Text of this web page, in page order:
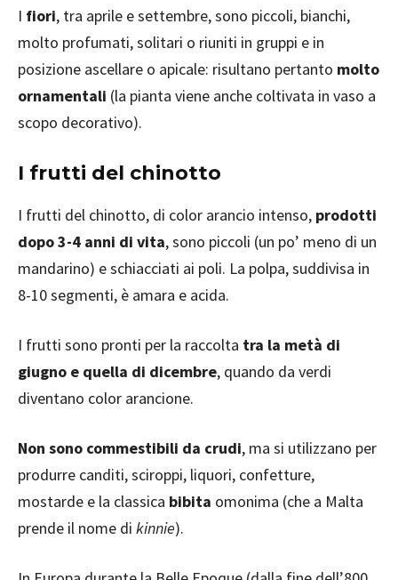
I fiori, tra aprile e settembre, sono piccoli, bianchi,
molto profumati, solitari o riuniti in gruppi e in
posizione ascellare o apicale: risultano pertanto molto
ornamentali (la pianta viene anche coltivata in vaso a
scopo decorativo).
I frutti del chinotto
I frutti del chinotto, di color arancio intenso, prodotti
dopo 3-4 anni di vita, sono piccoli (un po’ meno di un
mandarino) e schiacciati ai poli. La polpa, suddivisa in
8-10 segmenti, è amara e acida.
I frutti sono pronti per la raccolta tra la metà di
giugno e quella di dicembre, quando da verdi
diventano color arancione.
Non sono commestibili da crudi, ma si utilizzano per
produrre canditi, sciroppi, liquori, confetture,
mostarde e la classica bibita omonima (che a Malta
prende il nome di kinnie).